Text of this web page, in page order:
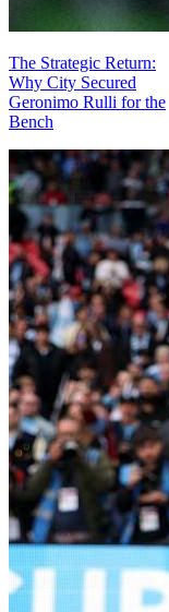
The Strategic Return:
Why City Secured
Geronimo Rulli for the
Bench